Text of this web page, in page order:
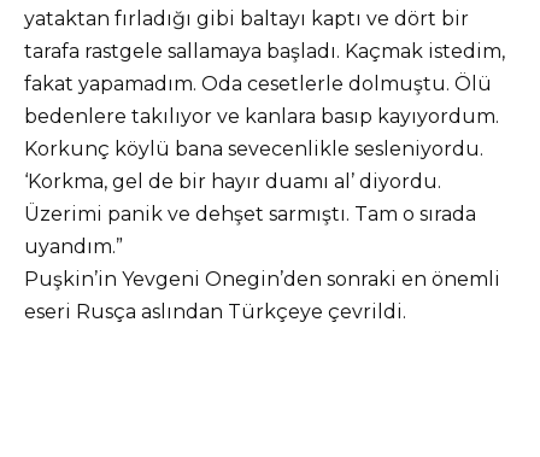
yataktan fırladığı gibi baltayı kaptı ve dört bir
tarafa rastgele sallamaya başladı. Kaçmak istedim,
fakat yapamadım. Oda cesetlerle dolmuştu. Ölü
bedenlere takılıyor ve kanlara basıp kayıyordum.
Korkunç köylü bana sevecenlikle sesleniyordu.
‘Korkma, gel de bir hayır duamı al’ diyordu.
Üzerimi panik ve dehşet sarmıştı. Tam o sırada
uyandım.”
Puşkin’in Yevgeni Onegin’den sonraki en önemli
eseri Rusça aslından Türkçeye çevrildi.